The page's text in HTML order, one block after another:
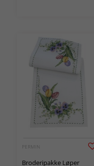
PERMIN
Broderipakke Løper